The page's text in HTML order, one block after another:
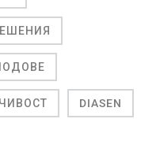
DIASEN